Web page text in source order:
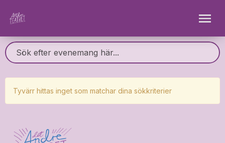
Tyvärr hittas inget som matchar dina sökkriterier